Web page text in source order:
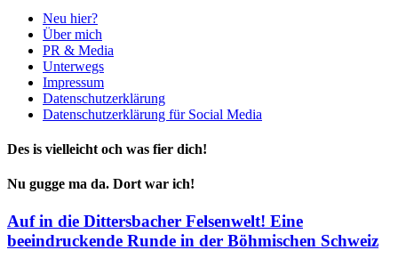
Neu hier?
Über mich
PR & Media
Unterwegs
Impressum
Datenschutzerklärung
Datenschutzerklärung für Social Media
Des is vielleicht och was fier dich!
Nu gugge ma da. Dort war ich!
Auf in die Dittersbacher Felsenwelt! Eine
beeindruckende Runde in der Böhmischen Schweiz